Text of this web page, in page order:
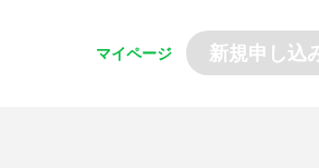
マイページ